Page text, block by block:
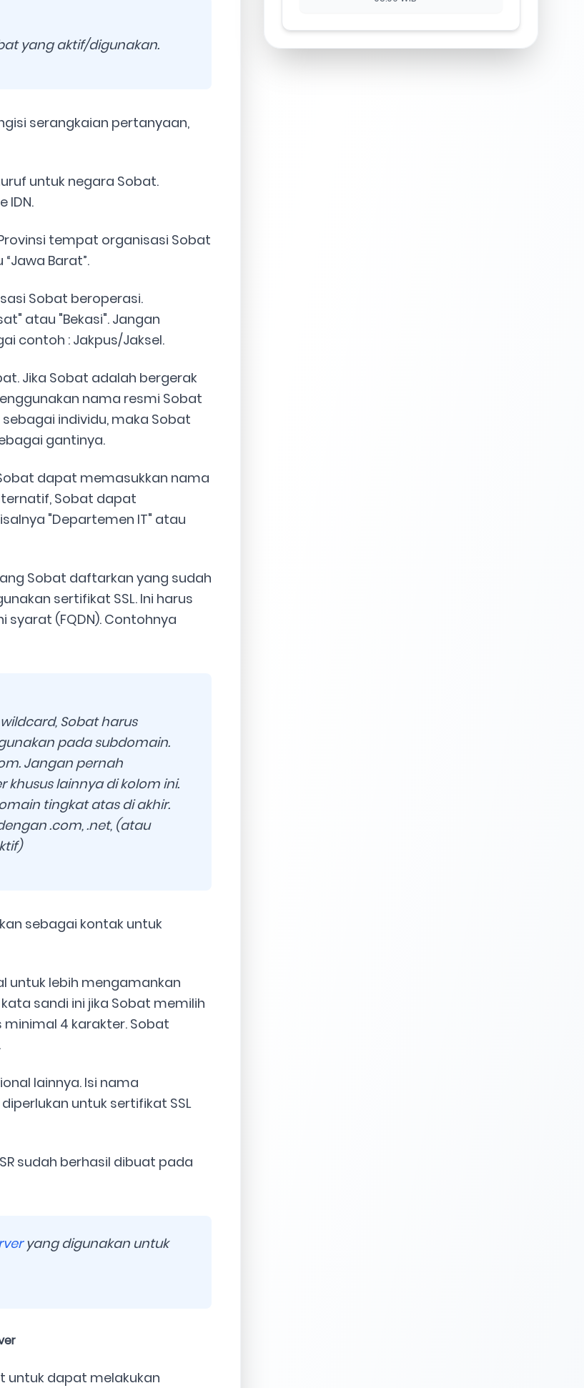
yang aktif/digunakan.
serangkaian pertanyaan,
untuk negara Sobat.
IDN.
tempat organisasi Sobat
Barat”.
Sobat beroperasi.
atau "Bekasi". Jangan
contoh : Jakpus/Jaksel.
Jika Sobat adalah bergerak
nama resmi Sobat
individu, maka Sobat
gantinya.
dapat memasukkan nama
Sobat dapat
"Departemen IT" atau
Sobat daftarkan yang sudah
sertifikat SSL. Ini harus
(FQDN). Contohnya
Sobat harus
pada subdomain.
Jangan pernah
khusus lainnya di kolom ini.
tingkat atas di akhir.
.com, .net, (atau
sebagai kontak untuk
untuk lebih mengamankan
sandi ini jika Sobat memilih
4 karakter. Sobat
lainnya. Isi nama
untuk sertifikat SSL
sudah berhasil dibuat pada
yang digunakan untuk
untuk dapat melakukan